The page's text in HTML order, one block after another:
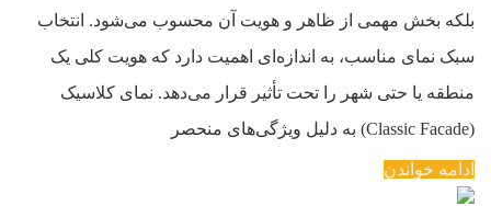
بلکه بخش مهمی از ظاهر و هویت آن محسوب می‌شود. انتخاب
سبک نمای مناسب، به اندازه‌ای اهمیت دارد که هویت کلی یک
منطقه یا حتی شهر را تحت تأثیر قرار می‌دهد. نمای کلاسیک
(Classic Facade) به دلیل ویژگی‌های منحصر
ادامه خواندن